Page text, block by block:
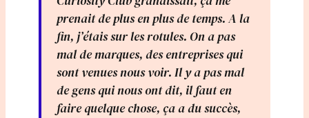
prenait de plus en plus de temps. A la
fin, j’étais sur les rotules. On a pas
mal de marques, des entreprises qui
sont venues nous voir. Il y a pas mal
de gens qui nous ont dit, il faut en
faire quelque chose, ça a du succès,